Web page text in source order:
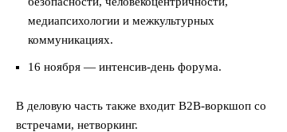
медиапсихологии и межкультурных
коммуникациях.
16 ноября — интенсив-день форума.
В деловую часть также входит B2B-воркшоп со
встречами, нетворкинг.